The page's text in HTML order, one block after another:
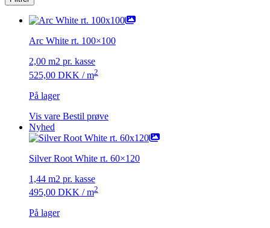
Arc White rt. 100×100
2,00 m2 pr. kasse
525,00 DKK / m2
På lager
Vis vare Bestil prøve
Nyhed
Silver Root White rt. 60×120
1,44 m2 pr. kasse
495,00 DKK / m2
På lager